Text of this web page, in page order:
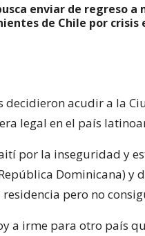
enviar de regreso
de Chile por
decidieron acudir a la
legal en el país
por la inseguridad y
Dominicana) y
pero no
a irme para otro país